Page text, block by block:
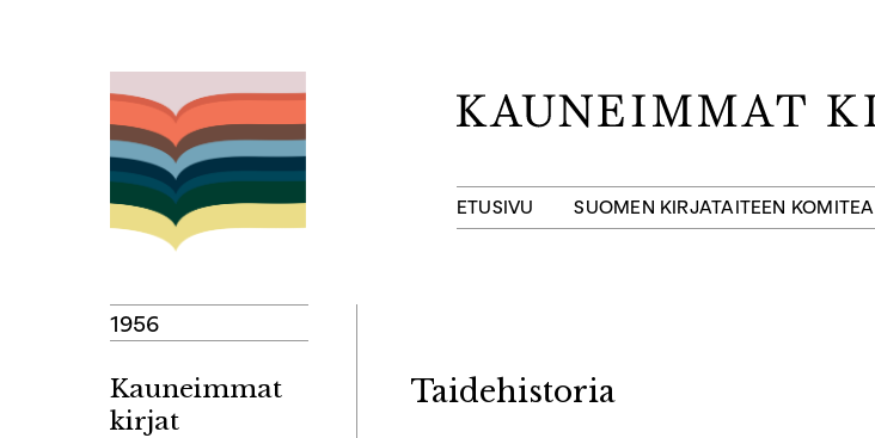
sisältöön
ETUSIVU SUOMEN KIRJATAITEEN KOMITEA
1956
Kauneimmat
kirjat
Taidehistoria